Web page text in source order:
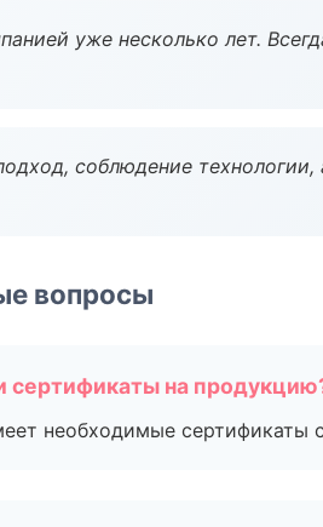
уже несколько лет.
соблюдение
вопросы
сертификаты на
необходимые сертификаты